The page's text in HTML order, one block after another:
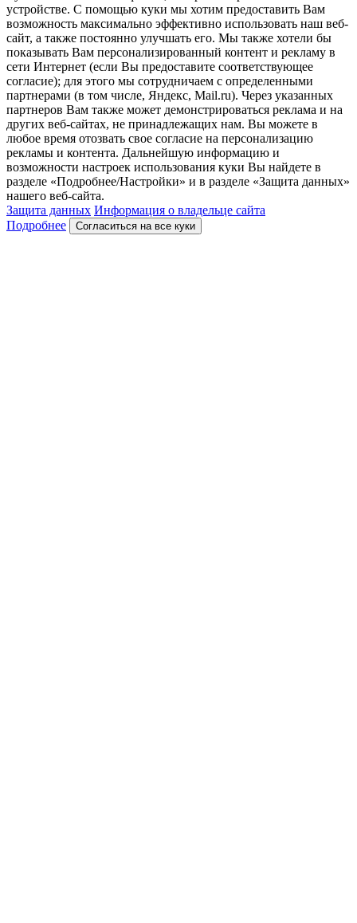
устройстве. С помощью куки мы хотим предоставить Вам
возможность максимально эффективно использовать наш веб-
сайт, а также постоянно улучшать его. Мы также хотели бы
показывать Вам персонализированный контент и рекламу в
сети Интернет (если Вы предоставите соответствующее
согласие); для этого мы сотрудничаем с определенными
партнерами (в том числе, Яндекс, Mail.ru). Через указанных
партнеров Вам также может демонстрироваться реклама и на
других веб-сайтах, не принадлежащих нам. Вы можете в
любое время отозвать свое согласие на персонализацию
рекламы и контента. Дальнейшую информацию и
возможности настроек использования куки Вы найдете в
разделе «Подробнее/Настройки» и в разделе «Защита данных»
нашего веб-сайта.
Защита данных Информация о владельце сайта
Подробнее
Согласиться на все куки